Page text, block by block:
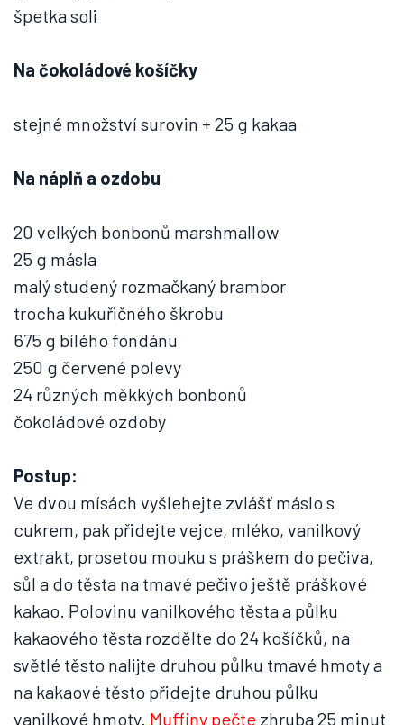
špetka soli
Na čokoládové košíčky
stejné množství surovin + 25 g kakaa
Na náplň a ozdobu
20 velkých bonbonů marshmallow
25 g másla
malý studený rozmačkaný brambor
trocha kukuřičného škrobu
675 g bílého fondánu
250 g červené polevy
24 různých měkkých bonbonů
čokoládové ozdoby
Postup:
Ve dvou mísách vyšlehejte zvlášť máslo s
cukrem, pak přidejte vejce, mléko, vanilkový
extrakt, prosetou mouku s práškem do pečiva,
sůl a do těsta na tmavé pečivo ještě práškové
kakao. Polovinu vanilkového těsta a půlku
kakaového těsta rozdělte do 24 košíčků, na
světlé těsto nalijte druhou půlku tmavé hmoty a
na kakaové těsto přidejte druhou půlku
vanilkové hmoty. Muffiny pečte zhruba 25 minut